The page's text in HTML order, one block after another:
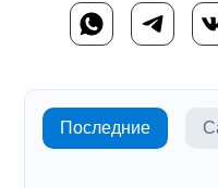
Последние